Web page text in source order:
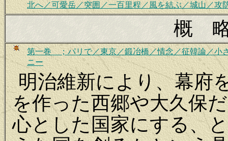
北へ／可愛岳／突囲／一百里程／風を結ぶ／城山／攻
概
第一巻 ；パリで／東京／鍛冶橋／情念／征韓論／小
ニー
明治維新により、幕府
を作った西郷や大久保
心とした国家にする、